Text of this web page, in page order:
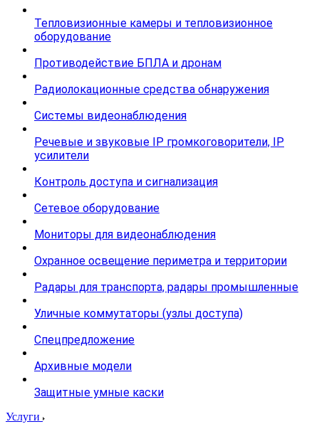
Тепловизионные камеры и тепловизионное
оборудование
Противодействие БПЛА и дронам
Радиолокационные средства обнаружения
Системы видеонаблюдения
Речевые и звуковые IP громкоговорители, IP
усилители
Контроль доступа и сигнализация
Сетевое оборудование
Мониторы для видеонаблюдения
Охранное освещение периметра и территории
Радары для транспорта, радары промышленные
Уличные коммутаторы (узлы доступа)
Спецпредложение
Архивные модели
Защитные умные каски
Услуги